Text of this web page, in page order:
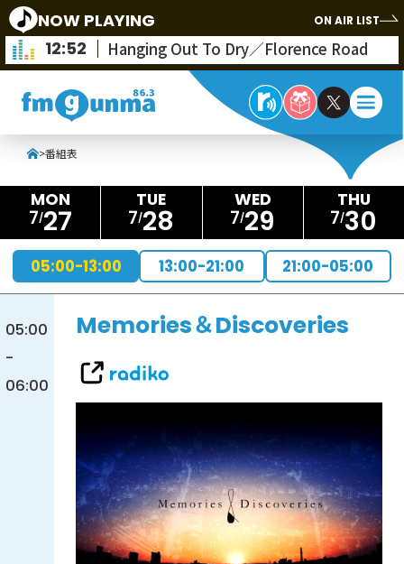
NOW PLAYING ON AIR LIST
12:52 Hanging Out To Dry／Florence Road
>番組表
7 27 7 28 7 29 7 30
05:00-13:00 13:00-21:00 21:00-05:00
05:00
-
06:00
Memories＆Discoveries